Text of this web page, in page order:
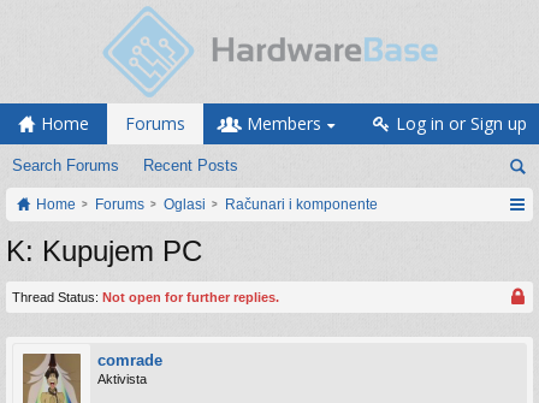
Home Forums
Search Forums Recent Posts
Members Log in or Sign up
Home Forums Oglasi Računari i komponente
K: Kupujem PC
Thread Status: Not open for further replies.
comrade
Aktivista